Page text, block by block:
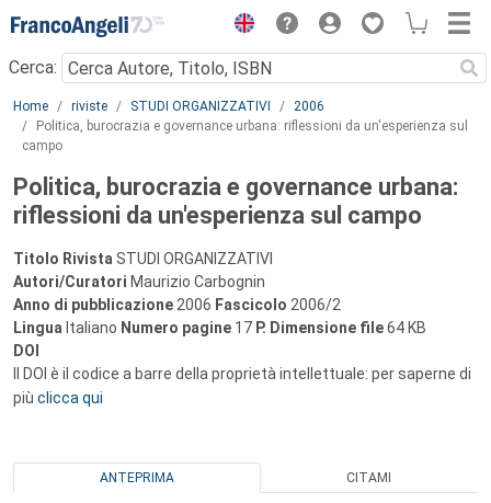
Menu
Cerca:
Main content
Home riviste STUDI ORGANIZZATIVI
2006
Politica, burocrazia e governance urbana: riflessioni da un'esperienza sul
campo
Politica, burocrazia e governance urbana:
riflessioni da un'esperienza sul campo
Titolo Rivista STUDI ORGANIZZATIVI
Autori/Curatori Maurizio Carbognin
Anno di pubblicazione 2006 Fascicolo 2006/2
Lingua Italiano Numero pagine 17 P. Dimensione file64 KB
DOI
Il DOI è il codice a barre della proprietà intellettuale: per saperne di
più clicca qui
ANTEPRIMA CITAMI